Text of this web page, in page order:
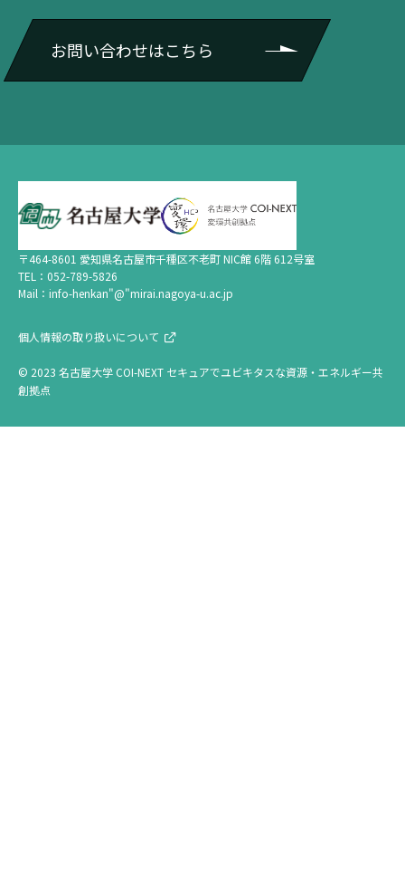
お問い合わせはこちら
〒464-8601 愛知県名古屋市千種区不老町 NIC館 6階 612号室
TEL：052-789-5826
Mail：info-henkan"@"mirai.nagoya-u.ac.jp
個人情報の取り扱いについて
© 2023 名古屋大学 COI-NEXT セキュアでユビキタスな資源・エネルギー共
創拠点